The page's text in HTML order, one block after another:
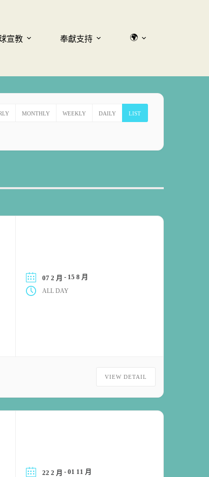
宣教 奉獻支持 🌍
MONTHLY WEEKLY DAILY LIST
07 2 月 - 15 8 月
ALL DAY
VIEW DETAIL
22 2 月 - 01 11 月